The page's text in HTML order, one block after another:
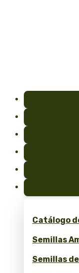
Catálogo
Semillas
Semillas